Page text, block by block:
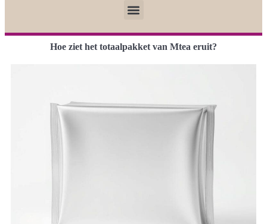
Hoe ziet het totaalpakket van Mtea eruit?